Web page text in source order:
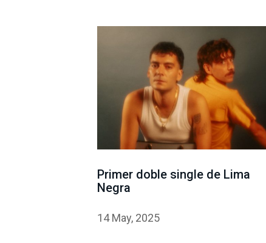
Primer doble single de Lima
Negra
14 May, 2025